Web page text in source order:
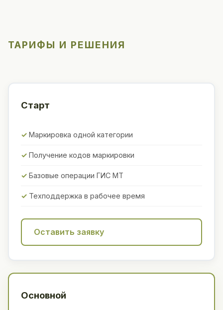
ТАРИФЫ И РЕШЕНИЯ
Старт
Маркировка одной категории
Получение кодов маркировки
Базовые операции ГИС МТ
Техподдержка в рабочее время
Оставить заявку
Основной